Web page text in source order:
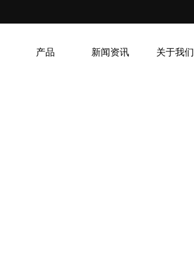
产品 新闻资讯 关于我们